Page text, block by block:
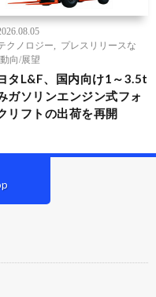
クノロジー
プレスリリースな
動向/展望
タL&F、国内向け1～3.5t
ガソリンエンジン式フォ
リフトの出荷を再開